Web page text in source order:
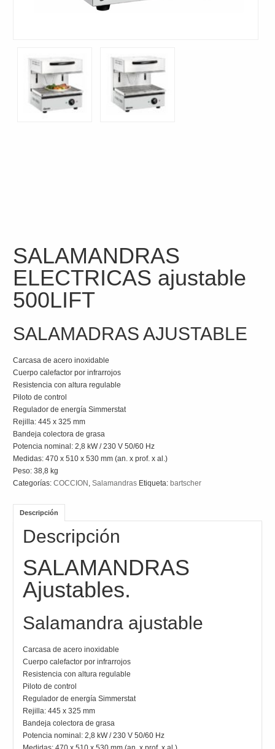
SALAMANDRAS
ELECTRICAS ajustable
500LIFT
SALAMADRAS AJUSTABLE
Carcasa de acero inoxidable
Cuerpo calefactor por infrarrojos
Resistencia con altura regulable
Piloto de control
Regulador de energía Simmerstat
Rejilla: 445 x 325 mm
Bandeja colectora de grasa
Potencia nominal: 2,8 kW / 230 V 50/60 Hz
Medidas: 470 x 510 x 530 mm (an. x prof. x al.)
Peso: 38,8 kg
Categorías:COCCION ,Salamandras Etiqueta:bartscher
Descripción
Descripción
SALAMANDRAS
Ajustables.
Salamandra ajustable
Carcasa de acero inoxidable
Cuerpo calefactor por infrarrojos
Resistencia con altura regulable
Piloto de control
Regulador de energía Simmerstat
Rejilla: 445 x 325 mm
Bandeja colectora de grasa
Potencia nominal: 2,8 kW / 230 V 50/60 Hz